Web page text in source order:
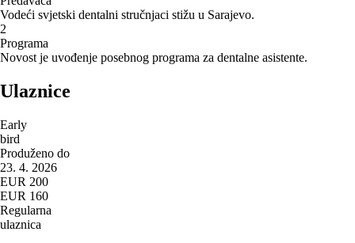
Vodeći svjetski dentalni stručnjaci stižu u Sarajevo.
2
Programa
Novost je uvođenje posebnog programa za dentalne asistente.
Ulaznice
Early
bird
Produženo do
23. 4. 2026
EUR 200
EUR 160
Regularna
ulaznica